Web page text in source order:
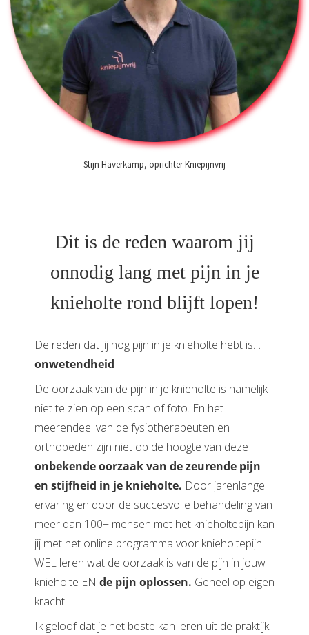
Stijn Haverkamp, oprichter Kniepijnvrij
Dit is de reden waarom jij
onnodig lang met pijn in je
knieholte rond blijft lopen!
De reden dat jij nog pijn in je knieholte hebt is…
onwetendheid
De oorzaak van de pijn in je knieholte is namelijk
niet te zien op een scan of foto. En het
meerendeel van de fysiotherapeuten en
orthopeden zijn niet op de hoogte van deze
onbekende oorzaak van de zeurende pijn
en stijfheid in je knieholte. Door jarenlange
ervaring en door de succesvolle behandeling van
meer dan 100+ mensen met het knieholtepijn kan
jij met het online programma voor knieholtepijn
WEL leren wat de oorzaak is van de pijn in jouw
knieholte EN de pijn oplossen. Geheel op eigen
kracht!
Ik geloof dat je het beste kan leren uit de praktijk